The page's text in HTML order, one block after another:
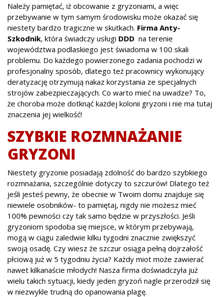
Należy pamiętać, iż obcowanie z gryzoniami, a więc
przebywanie w tym samym środowisku może okazać się
niestety bardzo tragiczne w skutkach. Firma Anty-
Szkodnik, która świadczy usługi DDD na terenie
województwa podlaskiego jest świadoma w 100 skali
problemu. Do każdego powierzonego zadania pochodzi w
profesjonalny sposób, dlatego też pracownicy wykonujący
deratyzację otrzymują nakaz korzystania ze specjalnych
strojów zabezpieczających. Co warto mieć na uwadze? To,
że choroba może dotknąć każdej kolonii gryzoni i nie ma tutaj
znaczenia jej wielkość!
SZYBKIE ROZMNAŻANIE
GRYZONI
Niestety gryzonie posiadają zdolność do bardzo szybkiego
rozmnażania, szczególnie dotyczy to szczurów! Dlatego też
jeśli jesteś pewny, że obecnie w Twoim domu znajduje się
niewiele osobników- to pamiętaj, nigdy nie możesz mieć
100% pewności czy tak samo będzie w przyszłości. Jeśli
gryzoniom spodoba się miejsce, w którym przebywają,
mogą w ciągu zaledwie kilku tygodni znacznie zwiększyć
swoją osadę. Czy wiesz że szczur osiąga pełną dojrzałość
płciową już w 5 tygodniu życia? Każdy miot może zawierać
nawet kilkanaście młodych! Nasza firma doświadczyła już
wielu takich sytuacji, kiedy jeden gryzoń nagle przerodził się
w niezwykle trudną do opanowania plagę.